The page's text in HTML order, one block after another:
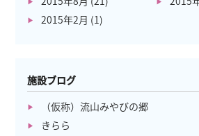
2015年2月 (1)
施設ブログ
（仮称）流山みやびの郷
きらら